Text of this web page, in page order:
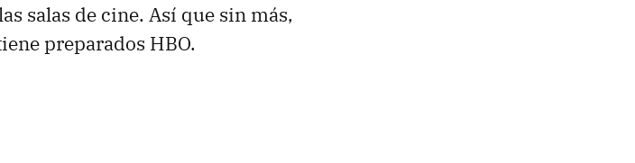
salas de cine. Así que sin más,
preparados HBO.